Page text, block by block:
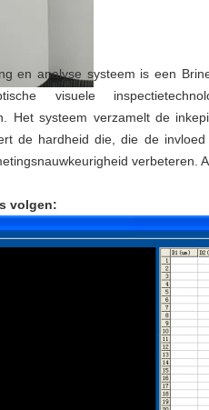
en analyse systeem is een
visuele
Het systeem verzamelt de
de hardheid die, die de
verbeteren.
volgen: